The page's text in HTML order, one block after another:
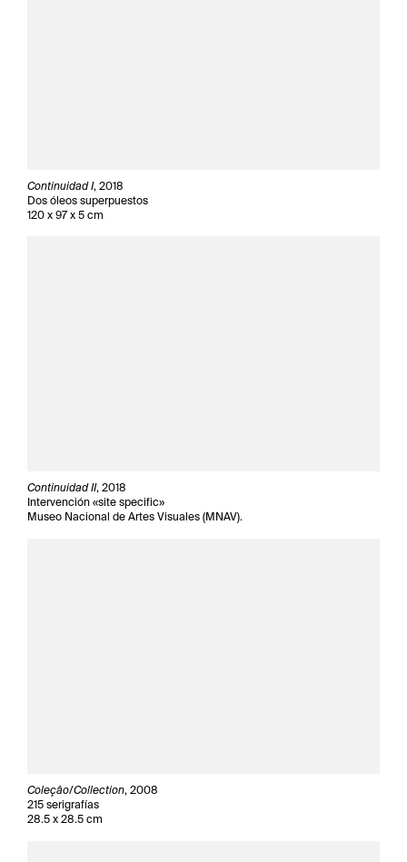
Continuidad I, 2018
Dos óleos superpuestos
120 x 97 x 5 cm
Continuidad II, 2018
Intervención «site specific»
Museo Nacional de Artes Visuales (MNAV).
Coleçâo/Collection, 2008
215 serigrafías
28.5 x 28.5 cm